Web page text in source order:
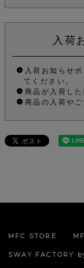
入荷
入荷お知らせ
てください。
商品が入荷し
商品の入荷や
MFC STORE
SWAY FACTORY